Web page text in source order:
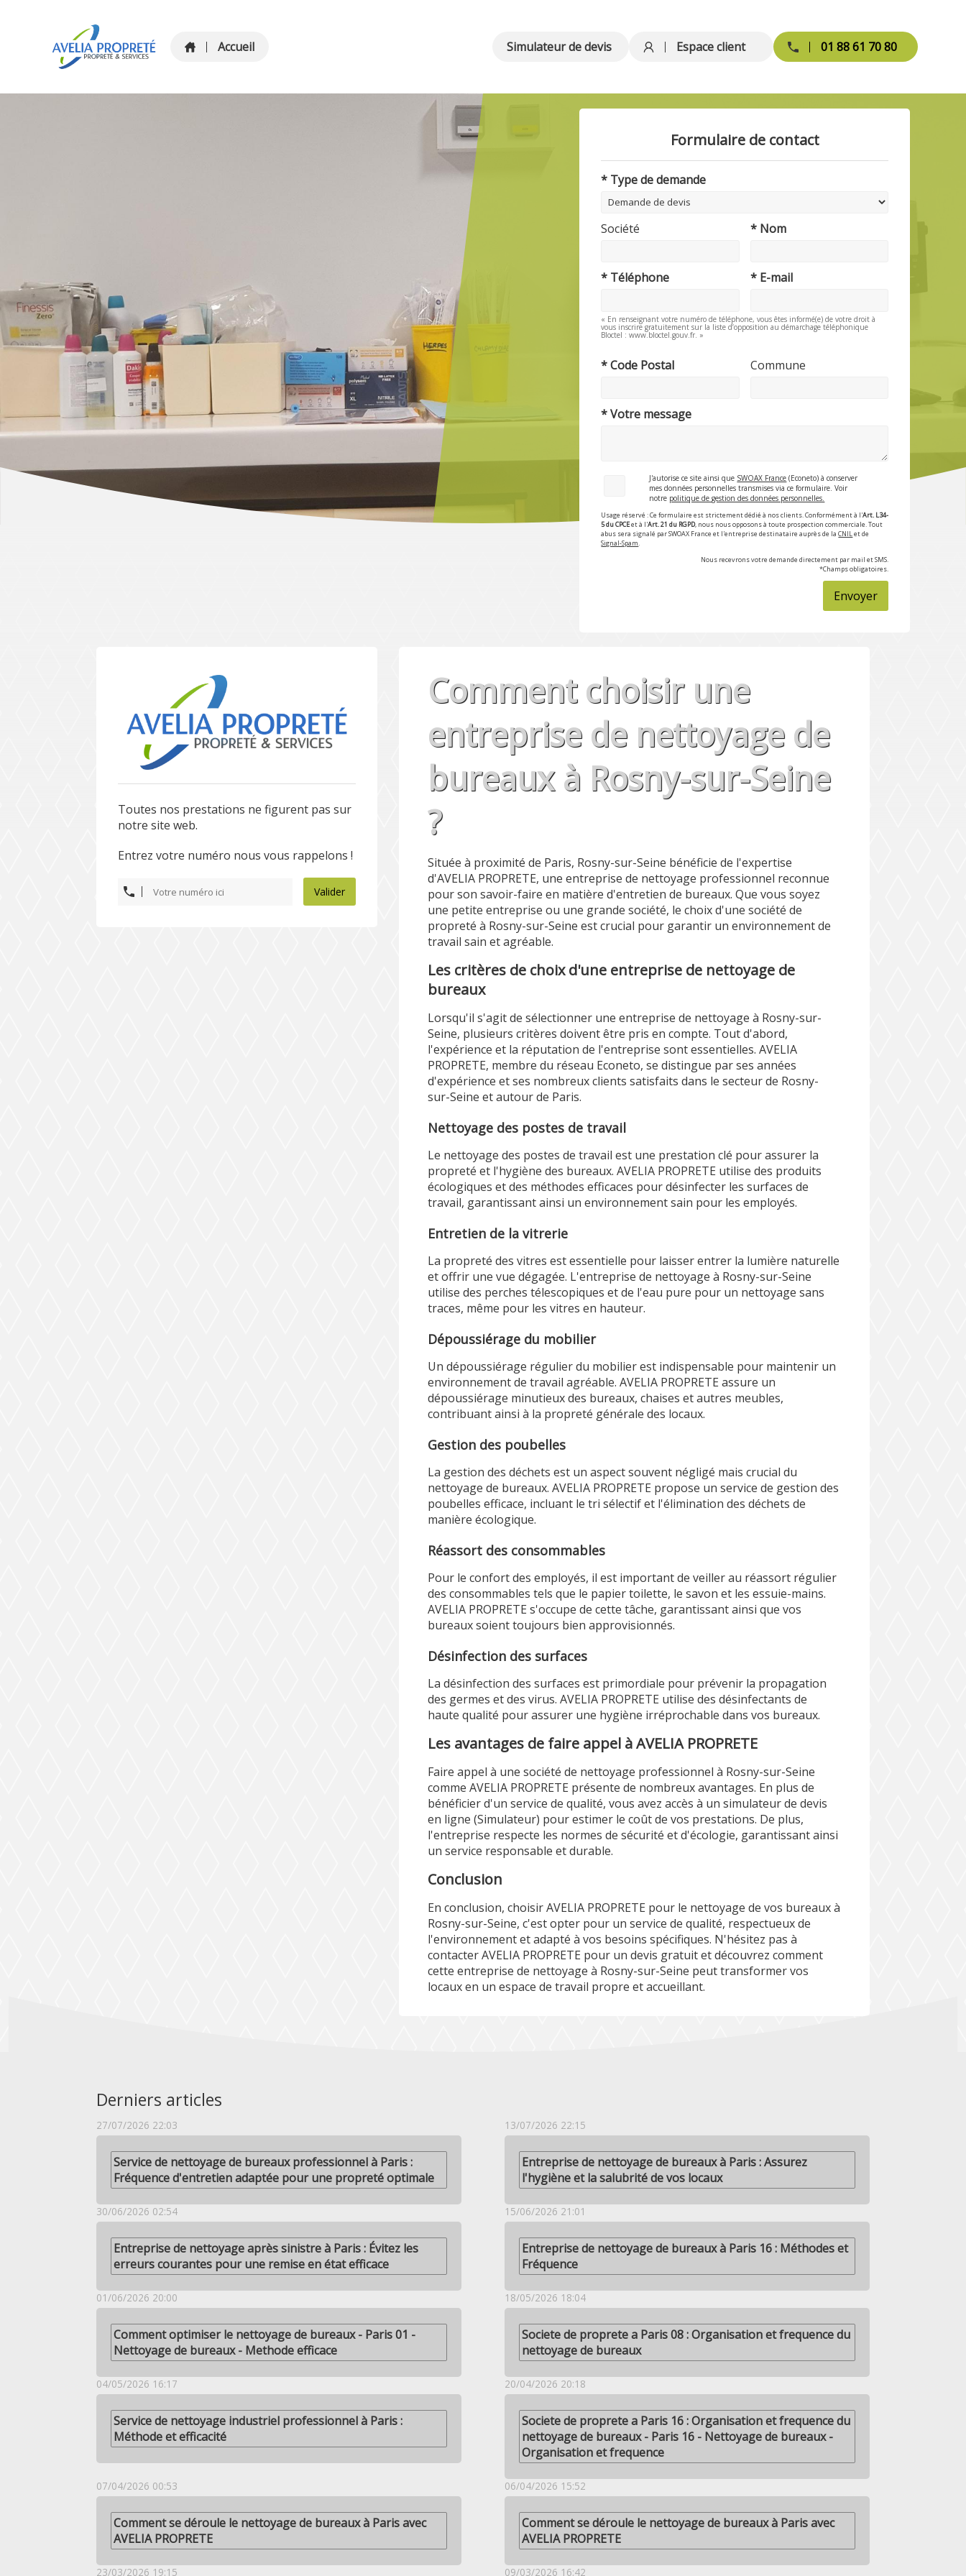
Accueil Simulateur de devis Espace client 01 88 61 70 80
Formulaire de contact
* Type de demande
Société * Nom
* Téléphone * E-mail
« En renseignant votre numéro de téléphone, vous êtes informé(e) de votre droit à
vous inscrire gratuitement sur la liste d’opposition au démarchage téléphonique
Bloctel : www.bloctel.gouv.fr. »
* Code Postal Commune
* Votre message
J'autorise ce site ainsi que SWOAX France (Econeto) à conserver
mes données personnelles transmises via ce formulaire. Voir
notre politique de gestion des données personnelles.
Usage réservé : Ce formulaire est strictement dédié à nos clients. Conformément à l'Art. L34-
5 du CPCEet à l'Art. 21 du RGPD, nous nous opposons à toute prospection commerciale. Tout
abus sera signalé par SWOAX France et l'entreprise destinataire auprès de laCNILet de
Signal-Spam.
Nous recevrons votre demande directement par mail et SMS.
*Champs obligatoires.
Envoyer
Toutes nos prestations ne figurent pas sur
notre site web.
Entrez votre numéro nous vous rappelons !
Valider
Comment choisir une
entreprise de nettoyage de
bureaux à Rosny-sur-Seine
?
Située à proximité de Paris, Rosny-sur-Seine bénéficie de l'expertise
d'AVELIA PROPRETE, une entreprise de nettoyage professionnel reconnue
pour son savoir-faire en matière d'entretien de bureaux. Que vous soyez
une petite entreprise ou une grande société, le choix d'une société de
propreté à Rosny-sur-Seine est crucial pour garantir un environnement de
travail sain et agréable.
Les critères de choix d'une entreprise de nettoyage de
bureaux
Lorsqu'il s'agit de sélectionner une entreprise de nettoyage à Rosny-sur-
Seine, plusieurs critères doivent être pris en compte. Tout d'abord,
l'expérience et la réputation de l'entreprise sont essentielles. AVELIA
PROPRETE, membre du réseau Econeto, se distingue par ses années
d'expérience et ses nombreux clients satisfaits dans le secteur de Rosny-
sur-Seine et autour de Paris.
Nettoyage des postes de travail
Le nettoyage des postes de travail est une prestation clé pour assurer la
propreté et l'hygiène des bureaux. AVELIA PROPRETE utilise des produits
écologiques et des méthodes efficaces pour désinfecter les surfaces de
travail, garantissant ainsi un environnement sain pour les employés.
Entretien de la vitrerie
La propreté des vitres est essentielle pour laisser entrer la lumière naturelle
et offrir une vue dégagée. L'entreprise de nettoyage à Rosny-sur-Seine
utilise des perches télescopiques et de l'eau pure pour un nettoyage sans
traces, même pour les vitres en hauteur.
Dépoussiérage du mobilier
Un dépoussiérage régulier du mobilier est indispensable pour maintenir un
environnement de travail agréable. AVELIA PROPRETE assure un
dépoussiérage minutieux des bureaux, chaises et autres meubles,
contribuant ainsi à la propreté générale des locaux.
Gestion des poubelles
La gestion des déchets est un aspect souvent négligé mais crucial du
nettoyage de bureaux. AVELIA PROPRETE propose un service de gestion des
poubelles efficace, incluant le tri sélectif et l'élimination des déchets de
manière écologique.
Réassort des consommables
Pour le confort des employés, il est important de veiller au réassort régulier
des consommables tels que le papier toilette, le savon et les essuie-mains.
AVELIA PROPRETE s'occupe de cette tâche, garantissant ainsi que vos
bureaux soient toujours bien approvisionnés.
Désinfection des surfaces
La désinfection des surfaces est primordiale pour prévenir la propagation
des germes et des virus. AVELIA PROPRETE utilise des désinfectants de
haute qualité pour assurer une hygiène irréprochable dans vos bureaux.
Les avantages de faire appel à AVELIA PROPRETE
Faire appel à une société de nettoyage professionnel à Rosny-sur-Seine
comme AVELIA PROPRETE présente de nombreux avantages. En plus de
bénéficier d'un service de qualité, vous avez accès à un simulateur de devis
en ligne (Simulateur) pour estimer le coût de vos prestations. De plus,
l'entreprise respecte les normes de sécurité et d'écologie, garantissant ainsi
un service responsable et durable.
Conclusion
En conclusion, choisir AVELIA PROPRETE pour le nettoyage de vos bureaux à
Rosny-sur-Seine, c'est opter pour un service de qualité, respectueux de
l'environnement et adapté à vos besoins spécifiques. N'hésitez pas à
contacter AVELIA PROPRETE pour un devis gratuit et découvrez comment
cette entreprise de nettoyage à Rosny-sur-Seine peut transformer vos
locaux en un espace de travail propre et accueillant.
Derniers articles
27/07/2026 22:03
Service de nettoyage de bureaux professionnel à Paris :
Fréquence d'entretien adaptée pour une propreté optimale
13/07/2026 22:15
Entreprise de nettoyage de bureaux à Paris : Assurez
l'hygiène et la salubrité de vos locaux
30/06/2026 02:54
Entreprise de nettoyage après sinistre à Paris : Évitez les
erreurs courantes pour une remise en état efficace
15/06/2026 21:01
Entreprise de nettoyage de bureaux à Paris 16 : Méthodes et
Fréquence
01/06/2026 20:00
Comment optimiser le nettoyage de bureaux - Paris 01 -
Nettoyage de bureaux - Methode efficace
18/05/2026 18:04
Societe de proprete a Paris 08 : Organisation et frequence du
nettoyage de bureaux
04/05/2026 16:17
Service de nettoyage industriel professionnel à Paris :
Méthode et efficacité
20/04/2026 20:18
Societe de proprete a Paris 16 : Organisation et frequence du
nettoyage de bureaux - Paris 16 - Nettoyage de bureaux -
Organisation et frequence
07/04/2026 00:53
Comment se déroule le nettoyage de bureaux à Paris avec
AVELIA PROPRETE
06/04/2026 15:52
Comment se déroule le nettoyage de bureaux à Paris avec
AVELIA PROPRETE
23/03/2026 19:15 09/03/2026 16:42